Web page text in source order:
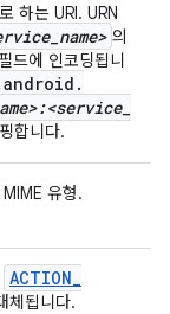
하는 URI. URN
_ name> 의
드에 인코딩됩니
android .
_
합니다.
유형.
ACTION_
체됩니다.